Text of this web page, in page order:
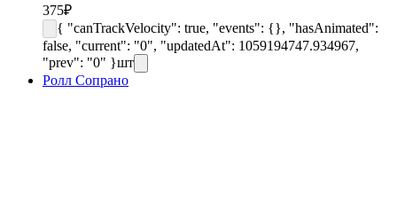
375₽
{ "canTrackVelocity": true, "events": {}, "hasAnimated":
false, "current": "0", "updatedAt": 1059194747.934967,
"prev": "0" }шт
Ролл Сопрано